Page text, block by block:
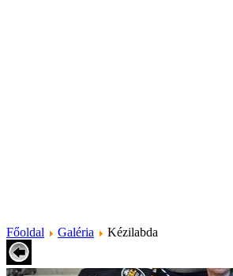
Főoldal Galéria Kézilabda